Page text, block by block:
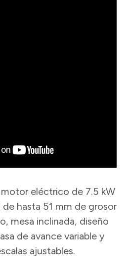
eléctrico de 7.5 kW
hasta 51 mm de grosor
mesa inclinada, diseño
de avance variable y
ajustables.